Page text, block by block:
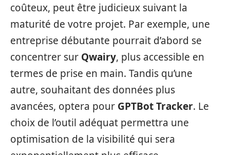
coûteux, peut être judicieux suivant la
maturité de votre projet. Par exemple, une
entreprise débutante pourrait d’abord se
concentrer sur Qwairy, plus accessible en
termes de prise en main. Tandis qu’une
autre, souhaitant des données plus
avancées, optera pour GPTBot Tracker. Le
choix de l’outil adéquat permettra une
optimisation de la visibilité qui sera